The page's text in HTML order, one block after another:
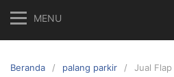
MENU
Beranda palang parkir Jual